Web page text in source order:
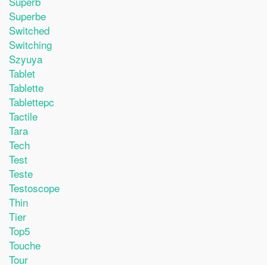
Superbe
Switched
Switching
Szyuya
Tablet
Tablette
Tablettepc
Tactile
Tara
Tech
Test
Teste
Testoscope
Thin
Tier
Top5
Touche
Tour